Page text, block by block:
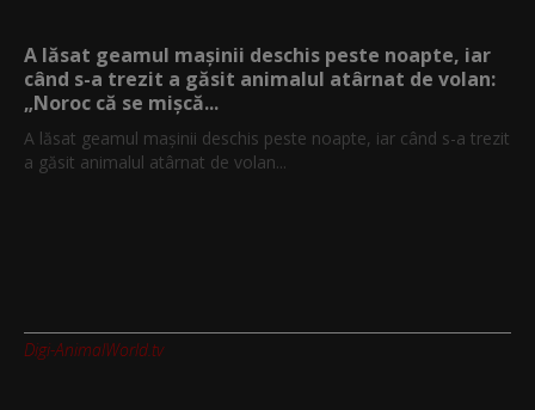
A lăsat geamul mașinii deschis peste noapte, iar
când s-a trezit a găsit animalul atârnat de volan:
„Noroc că se mișcă...
A lăsat geamul mașinii deschis peste noapte, iar când s-a trezit
a găsit animalul atârnat de volan...
Digi-AnimalWorld.tv